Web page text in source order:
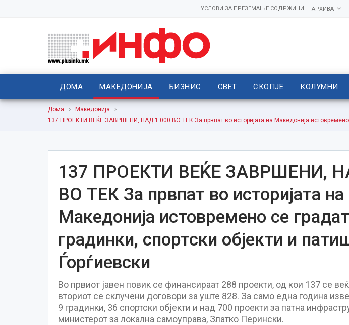
АРХИВА
УСЛОВИ ЗА ПРЕЗЕМАЊЕ СОДРЖИНИ
ДОМА МАКЕДОНИЈА БИЗНИС СВЕТ СКОПЈЕ КОЛУМНИ
Дома
Македонија
137 ПРОЕКТИ ВЕЌЕ ЗАВРШЕНИ, НАД 1.000 ВО ТЕК За првпат во историјата на Македонија истовремено
137 ПРОЕКТИ ВЕЌЕ ЗАВРШЕНИ,
ВО ТЕК За првпат во историјата на
Македонија истовремено се
градинки, спортски објекти и
Ѓорѓиевски
Во првиот јавен повик се финансираат 288 проекти, од кои 137 се
вториот се склучени договори за уште 828. За само една година
9 градинки, 36 спортски објекти и над 700 проекти за патна
министерот за локална самоуправа, Златко Перински.